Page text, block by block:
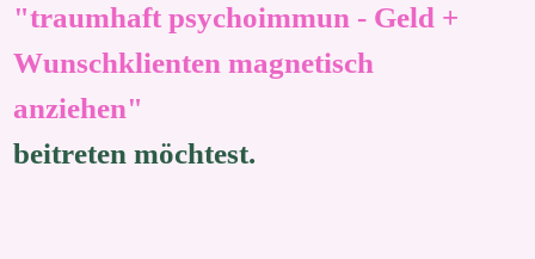
"traumhaft psychoimmun - Geld +
Wunschklienten magnetisch
anziehen"
beitreten möchtest.